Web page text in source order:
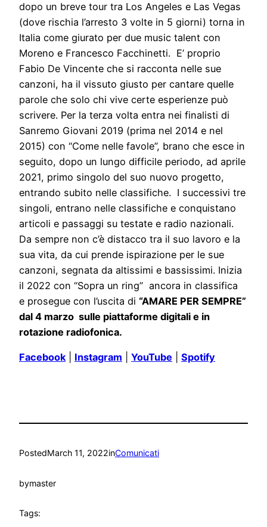
dopo un breve tour tra Los Angeles e Las Vegas
(dove rischia l’arresto 3 volte in 5 giorni) torna in
Italia come giurato per due music talent con
Moreno e Francesco Facchinetti. E’ proprio
Fabio De Vincente che si racconta nelle sue
canzoni, ha il vissuto giusto per cantare quelle
parole che solo chi vive certe esperienze può
scrivere. Per la terza volta entra nei finalisti di
Sanremo Giovani 2019 (prima nel 2014 e nel
2015) con “Come nelle favole”, brano che esce in
seguito, dopo un lungo difficile periodo, ad aprile
2021, primo singolo del suo nuovo progetto,
entrando subito nelle classifiche. I successivi tre
singoli, entrano nelle classifiche e conquistano
articoli e passaggi su testate e radio nazionali.
Da sempre non c’è distacco tra il suo lavoro e la
sua vita, da cui prende ispirazione per le sue
canzoni, segnata da altissimi e bassissimi. Inizia
il 2022 con “Sopra un ring” ancora in classifica
e prosegue con l’uscita di “AMARE PER SEMPRE”
dal 4 marzo sulle piattaforme digitali e in
rotazione radiofonica.
Facebook| Instagram YouTube Spotify
PostedMarch 11, 2022inComunicati
bymaster
Tags: